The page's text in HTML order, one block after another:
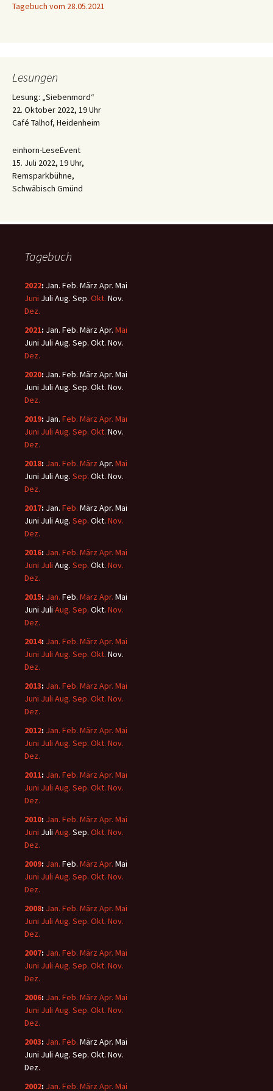
Tagebuch vom 28.05.2021
Lesungen
Lesung: „Siebenmord“
22. Oktober 2022, 19 Uhr
Café Talhof, Heidenheim
einhorn-LeseEvent
15. Juli 2022, 19 Uhr,
Remsparkbühne,
Schwäbisch Gmünd
Tagebuch
2022: Jan. Feb. MärzApr. Mai
Juni Juli Aug. Sep. Okt. Nov.
Dez.
2021: Jan. Feb. MärzApr. Mai
Juni Juli Aug. Sep. Okt. Nov.
Dez.
2020: Jan. Feb. MärzApr. Mai
Juni Juli Aug. Sep. Okt. Nov.
Dez.
2019: Jan. Feb. März Apr. Mai
Juni Juli Aug. Sep. Okt. Nov.
Dez.
2018: Jan. Feb. März Apr. Mai
Juni Juli Aug. Sep. Okt. Nov.
Dez.
2017: Jan. Feb. MärzApr. Mai
Juni Juli Aug. Sep. Okt. Nov.
Dez.
2016: Jan. Feb. März Apr. Mai
Juni Juli Aug. Sep. Okt. Nov.
Dez.
2015: Jan. Feb. März Apr. Mai
Juni Juli Aug. Sep. Okt. Nov.
Dez.
2014: Jan. Feb. März Apr. Mai
Juni Juli Aug. Sep. Okt. Nov.
Dez.
2013: Jan. Feb. März Apr. Mai
Juni Juli Aug. Sep. Okt. Nov.
Dez.
2012: Jan. Feb. März Apr. Mai
Juni Juli Aug. Sep. Okt. Nov.
Dez.
2011: Jan. Feb. März Apr. Mai
Juni Juli Aug. Sep. Okt. Nov.
Dez.
2010: Jan. Feb. März Apr. Mai
Juni Juli Aug. Sep. Okt. Nov.
Dez.
2009: Jan. Feb. März Apr. Mai
Juni Juli Aug. Sep. Okt. Nov.
Dez.
2008: Jan. Feb. März Apr. Mai
Juni Juli Aug. Sep. Okt. Nov.
Dez.
2007: Jan. Feb. März Apr. Mai
Juni Juli Aug. Sep. Okt. Nov.
Dez.
2006: Jan. Feb. März Apr. Mai
Juni Juli Aug. Sep. Okt. Nov.
Dez.
2003: Jan. Feb. MärzApr. Mai
Juni Juli Aug. Sep. Okt. Nov.
Dez.
2002: Jan. Feb. März Apr. Mai